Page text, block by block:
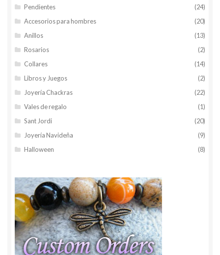
Pendientes
(24)
Accesorios para hombres
(20)
Anillos
(13)
Rosarios
(2)
Collares
(14)
Libros y Juegos
(2)
Joyería Chackras
(22)
Vales de regalo
(1)
Sant Jordi
(20)
Joyería Navideña
(9)
Halloween
(8)